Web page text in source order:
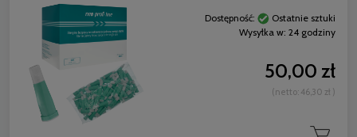
Dostępność:
Ostatnie sztuki
Wysyłka w: 24 godziny
50,00 zł
(netto: 46,30 zł )